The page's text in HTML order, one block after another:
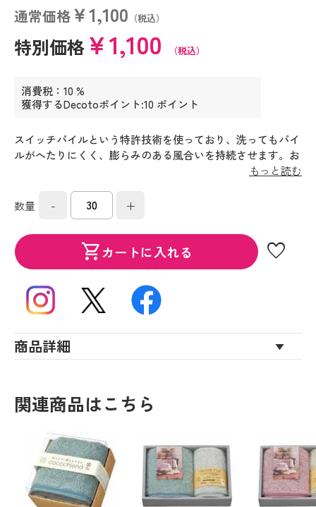
通常価格￥1,100 （税込）
特別価格￥1,100 （税込）
消費税：10 %
獲得するDecotoポイント:10 ポイント
スイッチパイルという特許技術を使っており、洗ってもパイ
ルがへたりにくく、膨らみのある風合いを持続させます。お
肌に触れるパイルは綿１００％。中に隠れている部分にマイ
更に促します。甘撚り糸の柔らかい風合いも特徴です。
もっと読む
数量 - +
shopping_cartカートに入れる favorite
商品詳細
関連商品はこちら